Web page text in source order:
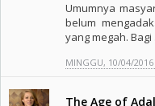
Umumnya
belum
yang megah. Bagi
MINGGU, 10/04/2016
The Age of